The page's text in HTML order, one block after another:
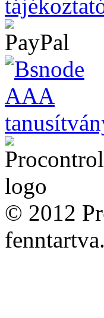
© 2012
fenntartva.